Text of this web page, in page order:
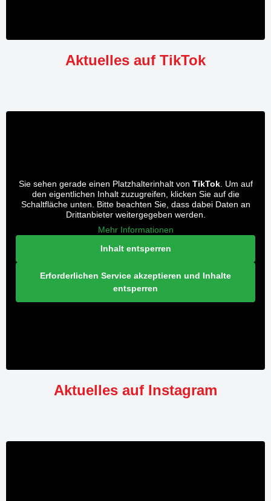
Aktuelles auf TikTok
Sie sehen gerade einen Platzhalterinhalt von TikTok. Um auf
den eigentlichen Inhalt zuzugreifen, klicken Sie auf die
Schaltfläche unten. Bitte beachten Sie, dass dabei Daten an
Drittanbieter weitergegeben werden.
Mehr Informationen
Inhalt entsperren
Erforderlichen Service akzeptieren und Inhalte
entsperren
Aktuelles auf Instagram